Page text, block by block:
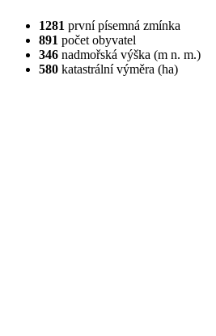
1281 první písemná zmínka
891 počet obyvatel
346 nadmořská výška (m n. m.)
580 katastrální výměra (ha)